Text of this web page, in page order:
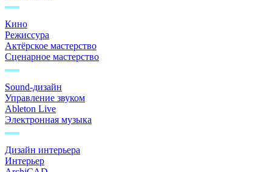
Кино
Режиссура
Актёрское мастерство
Сценарное мастерство
Sound-дизайн
Управление звуком
Ableton Live
Электронная музыка
Дизайн интерьера
Интерьер